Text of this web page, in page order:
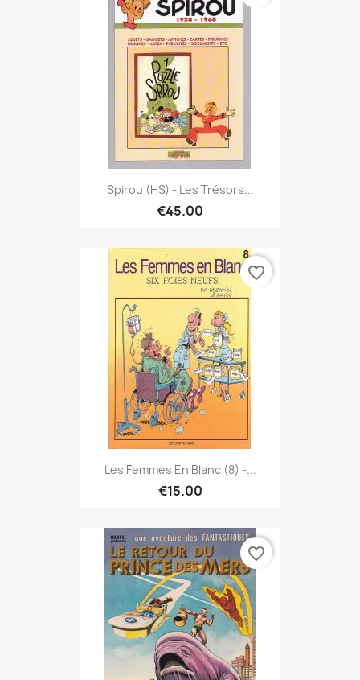
Spirou (HS) - Les Trésors...
€45.00
Les Femmes En Blanc (8) -...
€15.00
favorite_border
favorite_border